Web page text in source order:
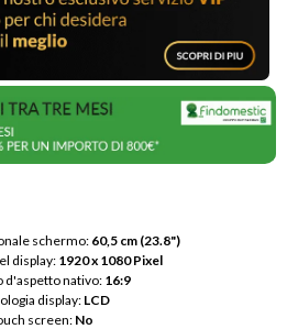
schermo: 60,5 cm (23.8")
display: 1920 x 1080 Pixel
d'aspetto nativo: 16:9
display: LCD
screen: No